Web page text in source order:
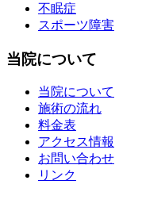
不眠症
スポーツ障害
当院について
当院について
施術の流れ
料金表
アクセス情報
お問い合わせ
リンク